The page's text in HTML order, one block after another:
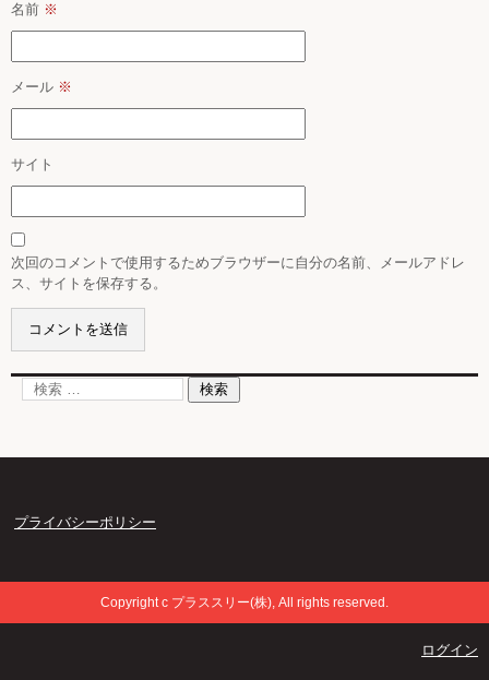
名前 ※
メール ※
サイト
次回のコメントで使用するためブラウザーに自分の名前、メールアドレ
ス、サイトを保存する。
プライバシーポリシー
Copyright c プラススリー(株), All rights reserved.
ログイン